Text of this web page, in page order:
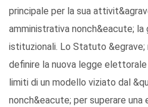
principale per la sua
amministrativa nonch&eacute; la
istituzionali. Lo Statuto
definire la nuova legge
limiti di un modello viziato dal
nonch&eacute; per superare una